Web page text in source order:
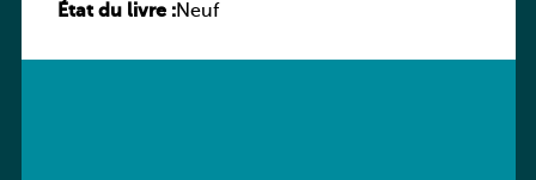
État du livre :Neuf